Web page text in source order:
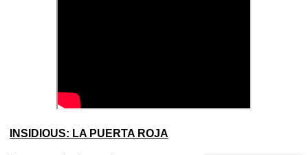
INSIDIOUS: LA PUERTA ROJA